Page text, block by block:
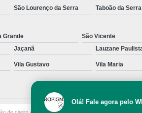
Tratamento de Calvície Natural
Tratamento para Calvície com
Tratamento para Calvície
São Lourenço da Serra Taboão da Serra
Grande
São Vicente
Jaçanã Lauzane
Vila Gustavo Vila Maria
de direito autoral – artigo 184 do Código Penal –
Olá! Fale agora pelo